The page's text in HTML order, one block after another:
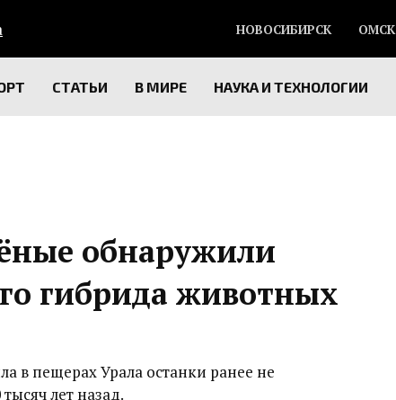
НОВОСИБИРСК ОМСК
СТАТЬИ В МИРЕ НАУКА И ТЕХНОЛОГИИ
обнаружили
гибрида животных
в пещерах Урала останки ранее не
лет назад.